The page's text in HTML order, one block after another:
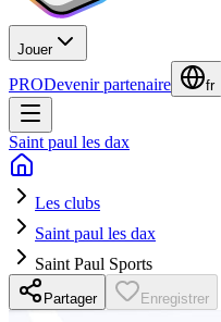
Jouer
PRODevenir partenaire fr
Saint paul les dax
Les clubs
Saint paul les dax
Saint Paul Sports
Partager Enregistrer